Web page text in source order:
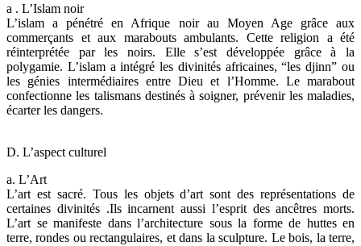
a . L’Islam noir
L’islam a pénétré en Afrique noir au Moyen Age grâce aux
commerçants et aux marabouts ambulants. Cette religion a été
réinterprétée par les noirs. Elle s’est développée grâce à la
polygamie. L’islam a intégré les divinités africaines, “les djinn” ou
les génies intermédiaires entre Dieu et l’Homme. Le marabout
confectionne les talismans destinés à soigner, prévenir les maladies,
écarter les dangers.
D. L’aspect culturel
a. L’Art
L’art est sacré. Tous les objets d’art sont des représentations de
certaines divinités .Ils incarnent aussi l’esprit des ancêtres morts.
L’art se manifeste dans l’architecture sous la forme de huttes en
terre, rondes ou rectangulaires, et dans la sculpture. Le bois, la terre,